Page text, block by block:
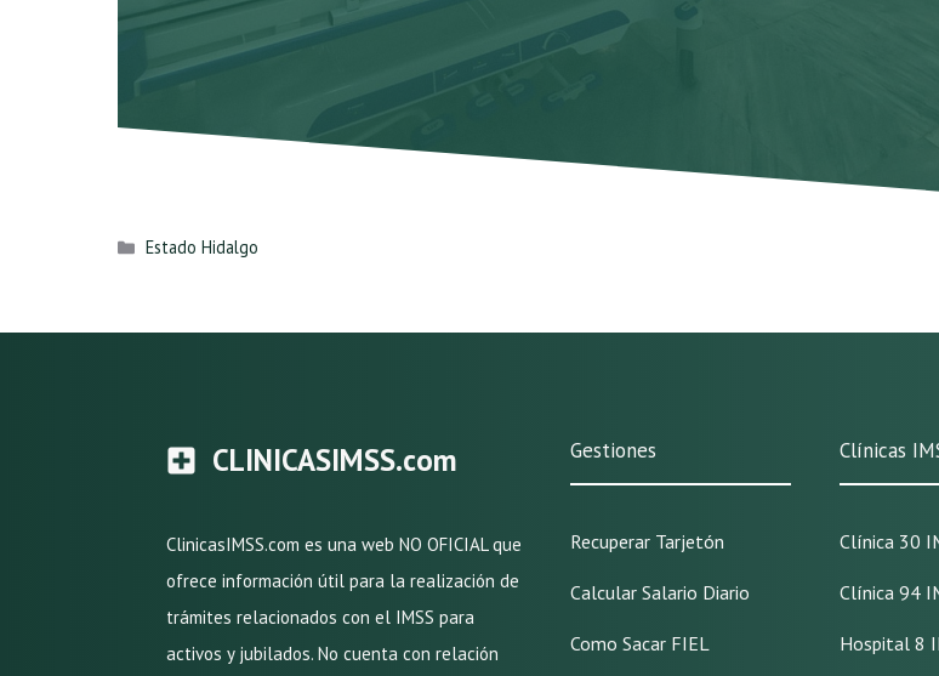
Categorías
Estado Hidalgo
CLINICASIMSS.com
ClinicasIMSS.com es una web NO OFICIAL que
ofrece información útil para la realización de
trámites relacionados con el IMSS para
activos y jubilados. No cuenta con relación
Gestiones
Recuperar Tarjetón
Calcular Salario Diario
Como Sacar FIEL
Clínicas
Clínica 30
Clínica 94
Hospital 8